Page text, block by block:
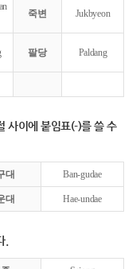
죽변 Jukbyeon
팔당 Paldang
사이에 붙임표(-)를 쓸 수
대 Ban-gudae
대 Hae-undae
.